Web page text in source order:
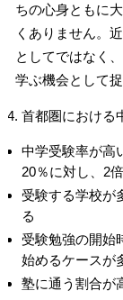
ちの心身ともに
くありません。
としてではなく
学ぶ機会として
首都圏における
中学受験率が高
20％に対し、2
受験する学校
る
受験勉強の開
始めるケースが
塾に通う割合が